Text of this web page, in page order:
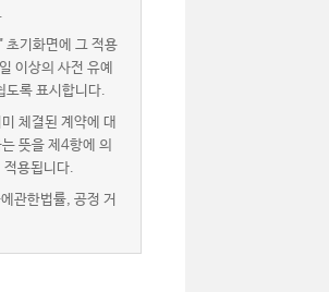
초기화면에 그 적용
이상의 사전 유예
도록 표시합니다.
체결된 계약에 대
뜻을 제4항에 의
적용됩니다.
관한법률, 공정 거